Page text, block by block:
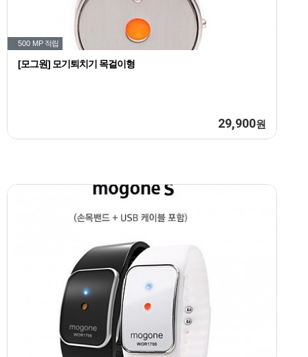
500 MP 적립
[모그원] 모기퇴치기 목걸이형
29,900원